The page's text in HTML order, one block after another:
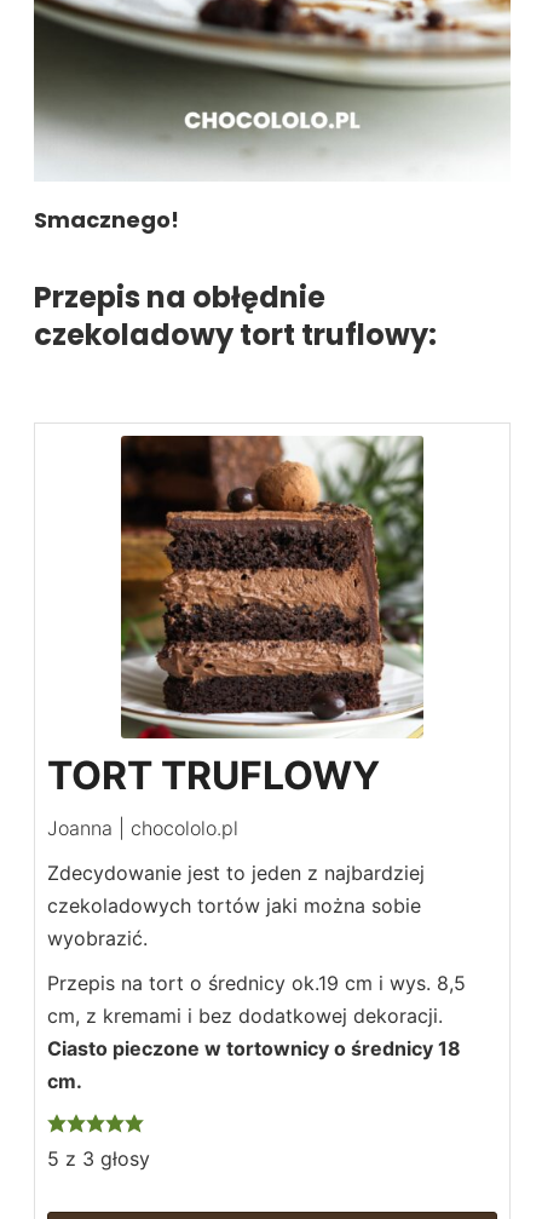
Smacznego!
Przepis na obłędnie
czekoladowy tort truflowy:
TORT TRUFLOWY
Joanna | chocololo.pl
Zdecydowanie jest to jeden z najbardziej
czekoladowych tortów jaki można sobie
wyobrazić.
Przepis na tort o średnicy ok.19 cm i wys. 8,5
cm, z kremami i bez dodatkowej dekoracji.
Ciasto pieczone w tortownicy o średnicy 18
cm.
5 z 3 głosy